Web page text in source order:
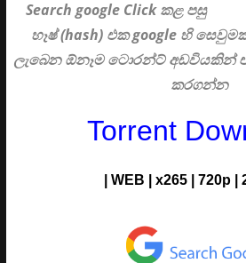
Search google Clickකළ පසු
හෑෂ් (hash) එක google හි
ලැබෙන ඕනෑම ටොරන්ට් අඩවියකින්
කරගන්න
Torrent
| WEB | x265 | 720p |